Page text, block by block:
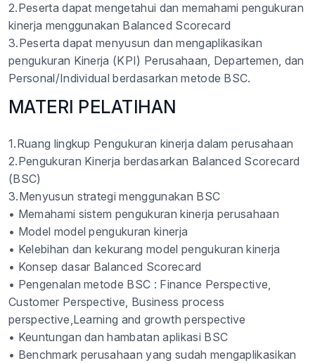
2.Peserta dapat mengetahui dan memahami pengukuran
kinerja menggunakan Balanced Scorecard
3.Peserta dapat menyusun dan mengaplikasikan
pengukuran Kinerja (KPI) Perusahaan, Departemen, dan
Personal/Individual berdasarkan metode BSC.
MATERI PELATIHAN
1.Ruang lingkup Pengukuran kinerja dalam perusahaan
2.Pengukuran Kinerja berdasarkan Balanced Scorecard
(BSC)
3.Menyusun strategi menggunakan BSC
• Memahami sistem pengukuran kinerja perusahaan
• Model model pengukuran kinerja
• Kelebihan dan kekurang model pengukuran kinerja
• Konsep dasar Balanced Scorecard
• Pengenalan metode BSC : Finance Perspective,
Customer Perspective, Business process
perspective,Learning and growth perspective
• Keuntungan dan hambatan aplikasi BSC
• Benchmark perusahaan yang sudah mengaplikasikan